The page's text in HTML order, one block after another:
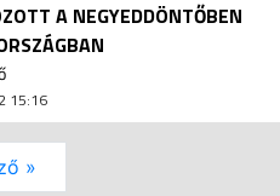
A NEGYEDDÖNTŐBEN
15:16
»